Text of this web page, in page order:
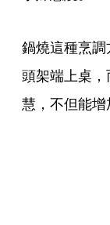
鍋燒這種烹
頭架端上桌
慧，不但能增